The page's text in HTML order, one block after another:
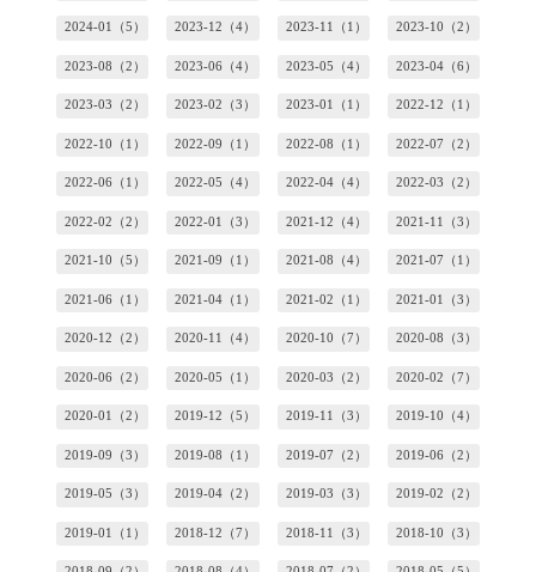
2024-01（5） 2023-12（4） 2023-11（1） 2023-10（2）
2023-08（2） 2023-06（4） 2023-05（4） 2023-04（6）
2023-03（2） 2023-02（3） 2023-01（1） 2022-12（1）
2022-10（1） 2022-09（1） 2022-08（1） 2022-07（2）
2022-06（1） 2022-05（4） 2022-04（4） 2022-03（2）
2022-02（2） 2022-01（3） 2021-12（4） 2021-11（3）
2021-10（5） 2021-09（1） 2021-08（4） 2021-07（1）
2021-06（1） 2021-04（1） 2021-02（1） 2021-01（3）
2020-12（2） 2020-11（4） 2020-10（7） 2020-08（3）
2020-06（2） 2020-05（1） 2020-03（2） 2020-02（7）
2020-01（2） 2019-12（5） 2019-11（3） 2019-10（4）
2019-09（3） 2019-08（1） 2019-07（2） 2019-06（2）
2019-05（3） 2019-04（2） 2019-03（3） 2019-02（2）
2019-01（1） 2018-12（7） 2018-11（3） 2018-10（3）